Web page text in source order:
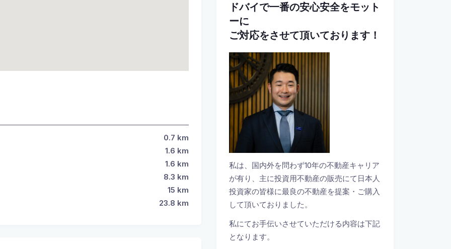
0.7 km
1.6 km
1.6 km
8.3 km
15 km
23.8 km
ドバイで一番の安心安全をモット
ーに
ご対応をさせて頂いております！
私は、国内外を問わず10年の不動産キャリア
が有り、主に投資用不動産の販売にて日本人
投資家の皆様に最良の不動産を提案・ご購入
して頂いておりました。
私にてお手伝いさせていただける内容は下記
となります。